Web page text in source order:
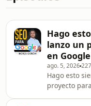
Hago
lanzo un
en
ago. 5, 2026227
Hago esto
proyecto